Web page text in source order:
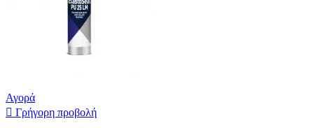
Αγορά
 Γρήγορη προβολή